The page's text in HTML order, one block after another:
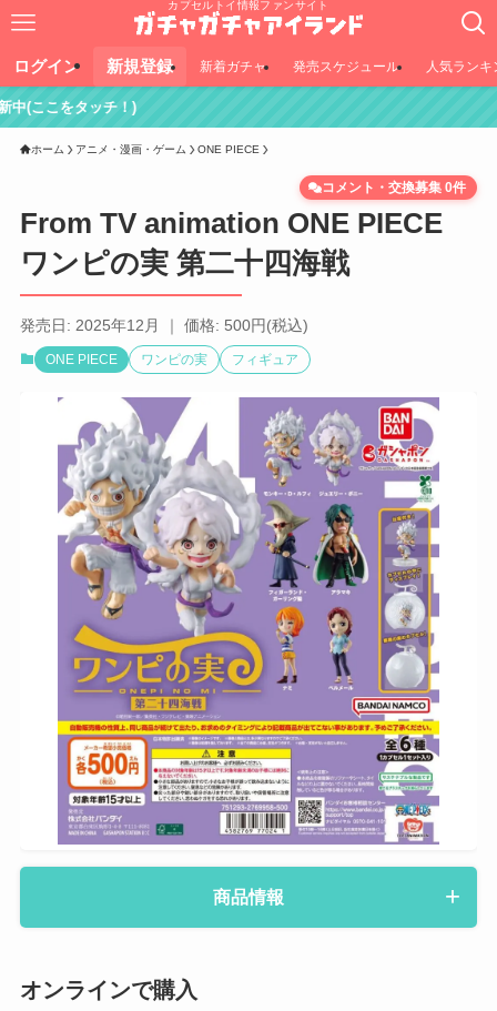
カプセルトイ情報ファンサイト
ログイン 新規登録 新着ガチャ 発売スケジュール 人気ランキ
)
ホーム アニメ・漫画・ゲーム ONE PIECE
From TV animation ONE PIECE
ワンピの実 第二十四海戦
コメント・交換募集 0件
発売日: 2025年12月 ｜ 価格: 500円(税込)
ONE PIECE ワンピの実 フィギュア
商品情報
オンラインで購入